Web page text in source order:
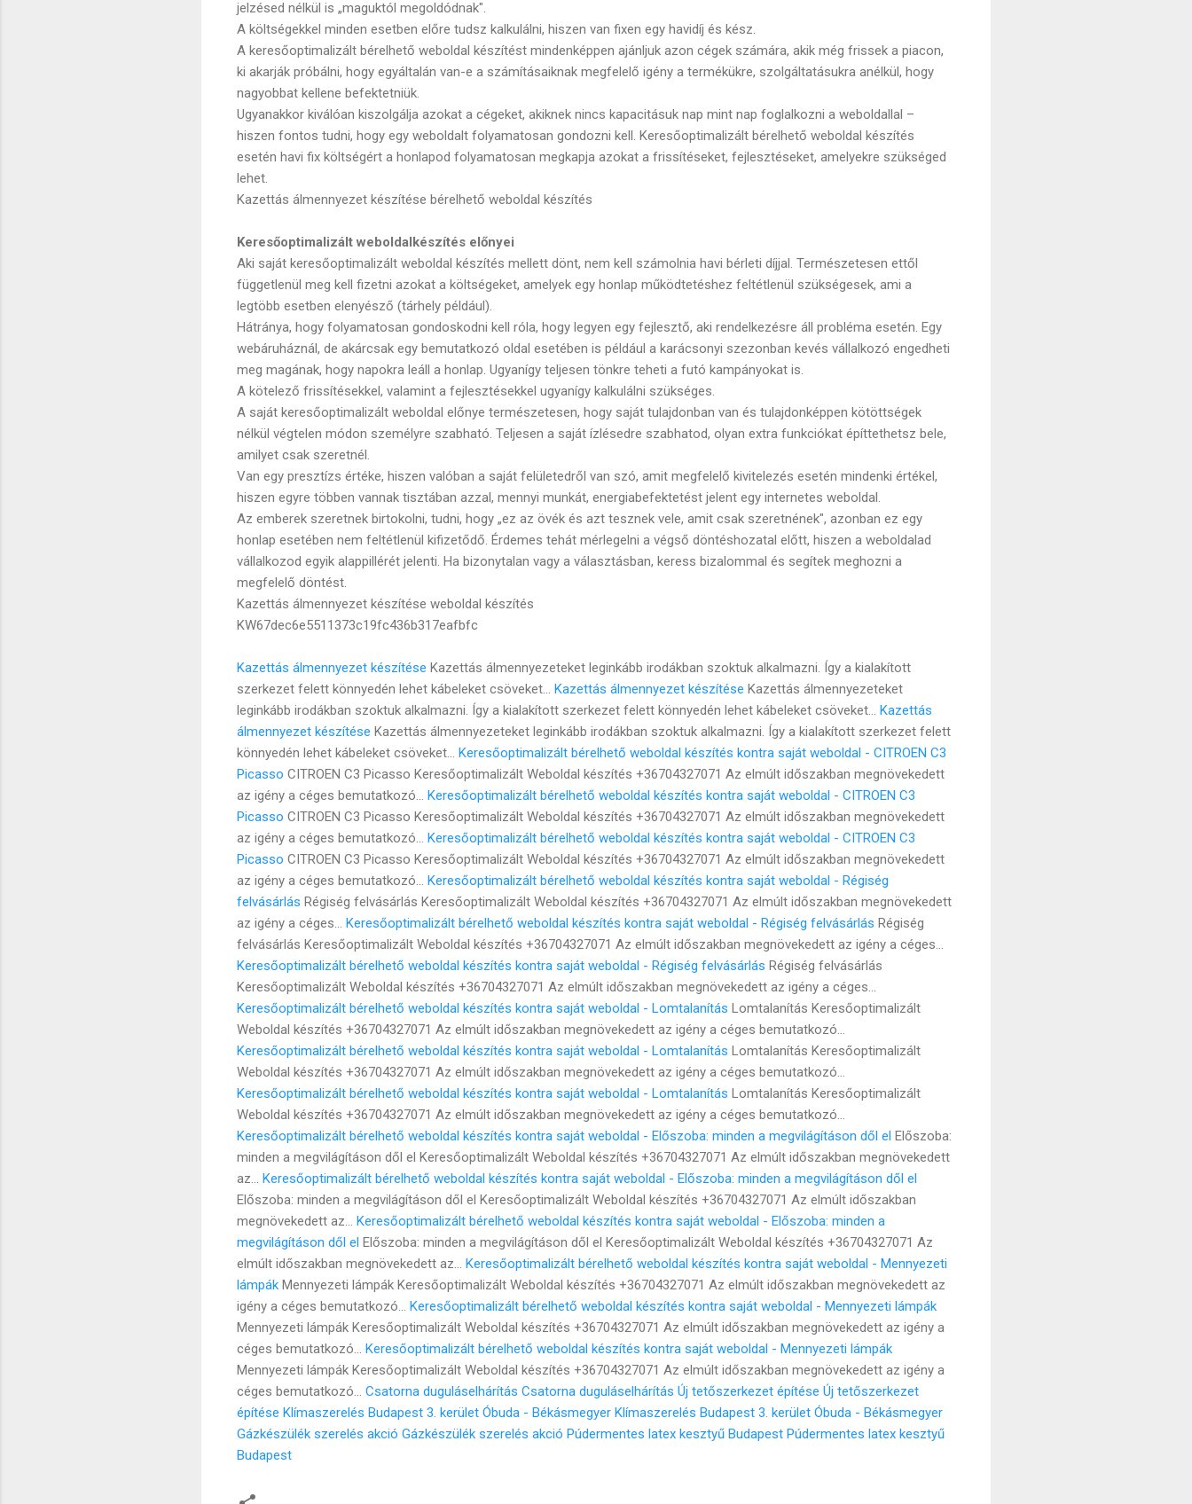
jelzésed nélkül is „maguktól megoldódnak".
A költségekkel minden esetben előre tudsz kalkulálni, hiszen van fixen egy havidíj és kész.
A keresőoptimalizált bérelhető weboldal készítést mindenképpen ajánljuk azon cégek számára, akik még frissek a piacon,
ki akarják próbálni, hogy egyáltalán van-e a számításaiknak megfelelő igény a termékükre, szolgáltatásukra anélkül, hogy
nagyobbat kellene befektetniük.
Ugyanakkor kiválóan kiszolgálja azokat a cégeket, akiknek nincs kapacitásuk nap mint nap foglalkozni a weboldallal –
hiszen fontos tudni, hogy egy weboldalt folyamatosan gondozni kell. Keresőoptimalizált bérelhető weboldal készítés
esetén havi fix költségért a honlapod folyamatosan megkapja azokat a frissítéseket, fejlesztéseket, amelyekre szükséged
lehet.
Kazettás álmennyezet készítése bérelhető weboldal készítés
Keresőoptimalizált weboldalkészítés előnyei
Aki saját keresőoptimalizált weboldal készítés mellett dönt, nem kell számolnia havi bérleti díjjal. Természetesen ettől
függetlenül meg kell fizetni azokat a költségeket, amelyek egy honlap működtetéshez feltétlenül szükségesek, ami a
legtöbb esetben elenyésző (tárhely például).
Hátránya, hogy folyamatosan gondoskodni kell róla, hogy legyen egy fejlesztő, aki rendelkezésre áll probléma esetén. Egy
webáruháznál, de akárcsak egy bemutatkozó oldal esetében is például a karácsonyi szezonban kevés vállalkozó engedheti
meg magának, hogy napokra leáll a honlap. Ugyanígy teljesen tönkre teheti a futó kampányokat is.
A kötelező frissítésekkel, valamint a fejlesztésekkel ugyanígy kalkulálni szükséges.
A saját keresőoptimalizált weboldal előnye természetesen, hogy saját tulajdonban van és tulajdonképpen kötöttségek
nélkül végtelen módon személyre szabható. Teljesen a saját ízlésedre szabhatod, olyan extra funkciókat építtethetsz bele,
amilyet csak szeretnél.
Van egy presztízs értéke, hiszen valóban a saját felületedről van szó, amit megfelelő kivitelezés esetén mindenki értékel,
hiszen egyre többen vannak tisztában azzal, mennyi munkát, energiabefektetést jelent egy internetes weboldal.
Az emberek szeretnek birtokolni, tudni, hogy „ez az övék és azt tesznek vele, amit csak szeretnének", azonban ez egy
honlap esetében nem feltétlenül kifizetődő. Érdemes tehát mérlegelni a végső döntéshozatal előtt, hiszen a weboldalad
vállalkozod egyik alappillérét jelenti. Ha bizonytalan vagy a választásban, keress bizalommal és segítek meghozni a
megfelelő döntést.
Kazettás álmennyezet készítése weboldal készítés
KW67dec6e5511373c19fc436b317eafbfc
Kazettás álmennyezet készítése Kazettás álmennyezeteket leginkább irodákban szoktuk alkalmazni. Így a kialakított
szerkezet felett könnyedén lehet kábeleket csöveket... Kazettás álmennyezet készítése Kazettás álmennyezeteket
leginkább irodákban szoktuk alkalmazni. Így a kialakított szerkezet felett könnyedén lehet kábeleket csöveket... Kazettás
álmennyezet készítése Kazettás álmennyezeteket leginkább irodákban szoktuk alkalmazni. Így a kialakított szerkezet felett
könnyedén lehet kábeleket csöveket... Keresőoptimalizált bérelhető weboldal készítés kontra saját weboldal - CITROEN C3
Picasso CITROEN C3 Picasso Keresőoptimalizált Weboldal készítés +36704327071 Az elmúlt időszakban megnövekedett
az igény a céges bemutatkozó... Keresőoptimalizált bérelhető weboldal készítés kontra saját weboldal - CITROEN C3
Picasso CITROEN C3 Picasso Keresőoptimalizált Weboldal készítés +36704327071 Az elmúlt időszakban megnövekedett
az igény a céges bemutatkozó... Keresőoptimalizált bérelhető weboldal készítés kontra saját weboldal - CITROEN C3
Picasso CITROEN C3 Picasso Keresőoptimalizált Weboldal készítés +36704327071 Az elmúlt időszakban megnövekedett
az igény a céges bemutatkozó... Keresőoptimalizált bérelhető weboldal készítés kontra saját weboldal - Régiség
felvásárlás Régiség felvásárlás Keresőoptimalizált Weboldal készítés +36704327071 Az elmúlt időszakban megnövekedett
az igény a céges... Keresőoptimalizált bérelhető weboldal készítés kontra saját weboldal - Régiség felvásárlás Régiség
felvásárlás Keresőoptimalizált Weboldal készítés +36704327071 Az elmúlt időszakban megnövekedett az igény a céges...
Keresőoptimalizált bérelhető weboldal készítés kontra saját weboldal - Régiség felvásárlás Régiség felvásárlás
Keresőoptimalizált Weboldal készítés +36704327071 Az elmúlt időszakban megnövekedett az igény a céges...
Keresőoptimalizált bérelhető weboldal készítés kontra saját weboldal - Lomtalanítás Lomtalanítás Keresőoptimalizált
Weboldal készítés +36704327071 Az elmúlt időszakban megnövekedett az igény a céges bemutatkozó...
Keresőoptimalizált bérelhető weboldal készítés kontra saját weboldal - Lomtalanítás Lomtalanítás Keresőoptimalizált
Weboldal készítés +36704327071 Az elmúlt időszakban megnövekedett az igény a céges bemutatkozó...
Keresőoptimalizált bérelhető weboldal készítés kontra saját weboldal - Lomtalanítás Lomtalanítás Keresőoptimalizált
Weboldal készítés +36704327071 Az elmúlt időszakban megnövekedett az igény a céges bemutatkozó...
Keresőoptimalizált bérelhető weboldal készítés kontra saját weboldal - Előszoba: minden a megvilágításon dől el Előszoba:
minden a megvilágításon dől el Keresőoptimalizált Weboldal készítés +36704327071 Az elmúlt időszakban megnövekedett
az... Keresőoptimalizált bérelhető weboldal készítés kontra saját weboldal - Előszoba: minden a megvilágításon dől el
Előszoba: minden a megvilágításon dől el Keresőoptimalizált Weboldal készítés +36704327071 Az elmúlt időszakban
megnövekedett az... Keresőoptimalizált bérelhető weboldal készítés kontra saját weboldal - Előszoba: minden a
megvilágításon dől el Előszoba: minden a megvilágításon dől el Keresőoptimalizált Weboldal készítés +36704327071 Az
elmúlt időszakban megnövekedett az... Keresőoptimalizált bérelhető weboldal készítés kontra saját weboldal - Mennyezeti
lámpák Mennyezeti lámpák Keresőoptimalizált Weboldal készítés +36704327071 Az elmúlt időszakban megnövekedett az
igény a céges bemutatkozó... Keresőoptimalizált bérelhető weboldal készítés kontra saját weboldal - Mennyezeti lámpák
Mennyezeti lámpák Keresőoptimalizált Weboldal készítés +36704327071 Az elmúlt időszakban megnövekedett az igény a
céges bemutatkozó... Keresőoptimalizált bérelhető weboldal készítés kontra saját weboldal - Mennyezeti lámpák
Mennyezeti lámpák Keresőoptimalizált Weboldal készítés +36704327071 Az elmúlt időszakban megnövekedett az igény a
céges bemutatkozó... Csatorna duguláselhárítás Csatorna duguláselhárítás Új tetőszerkezet építése Új tetőszerkezet
építése Klímaszerelés Budapest 3. kerület Óbuda - Békásmegyer Klímaszerelés Budapest 3. kerület Óbuda - Békásmegyer
Gázkészülék szerelés akció Gázkészülék szerelés akció Púdermentes latex kesztyű Budapest Púdermentes latex kesztyű
Budapest